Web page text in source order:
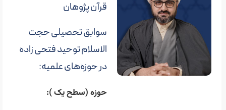
قرآن پژوهان
سوابق تحصیلی حجت
الاسلام توحید فتحی زاده
در حوزه‌های علمیه:
حوزه (سطح یک ):